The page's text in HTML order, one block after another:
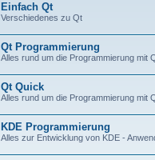
Einfach Qt
Verschiedenes zu Qt
Qt Programmierung
Alles rund um die Programmierung mit
Qt Quick
Alles rund um die Programmierung mit
KDE Programmierung
Alles zur Entwicklung von KDE -